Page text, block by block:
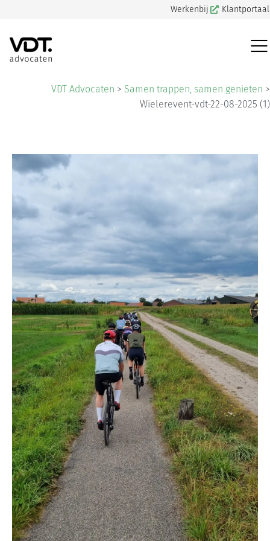
Werkenbij Klantportaal
VDT Advocaten > Samen trappen, samen genieten >
Wielerevent-vdt-22-08-2025 (1)